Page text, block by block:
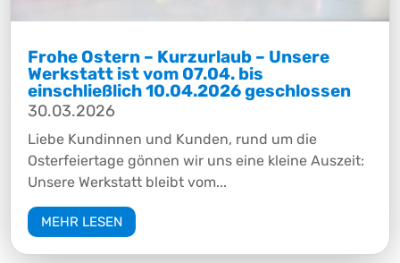
Frohe Ostern – Kurzurlaub – Unsere
Werkstatt ist vom 07.04. bis
einschließlich 10.04.2026 geschlossen
30.03.2026
Liebe Kundinnen und Kunden, rund um die
Osterfeiertage gönnen wir uns eine kleine Auszeit:
Unsere Werkstatt bleibt vom...
MEHR LESEN